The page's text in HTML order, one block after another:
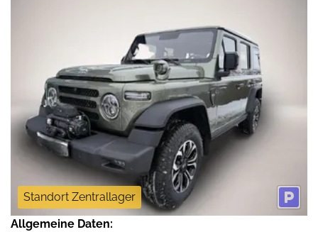
Standort Zentrallager
Allgemeine Daten: